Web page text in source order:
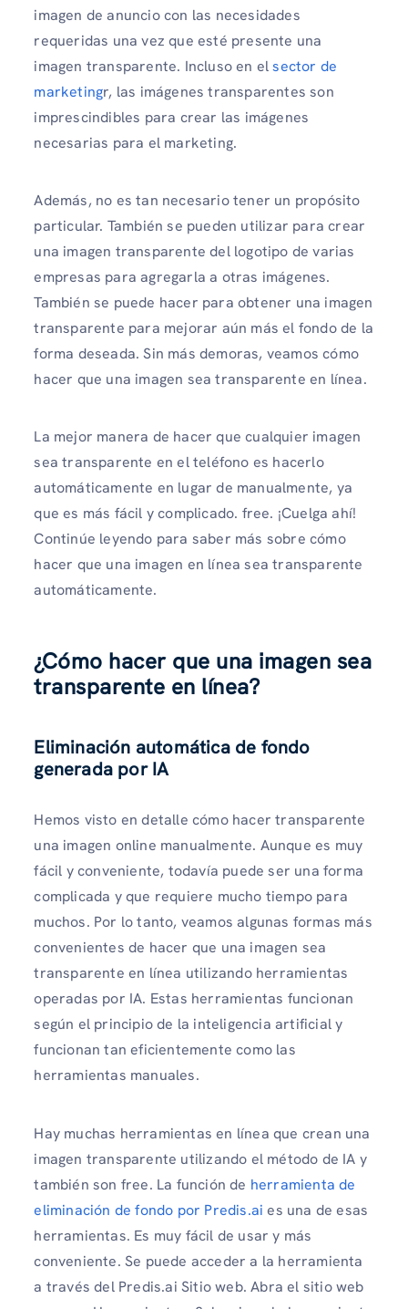
imagen de anuncio con las necesidades
requeridas una vez que esté presente una
imagen transparente. Incluso en elsector de
marketingr, las imágenes transparentes son
imprescindibles para crear las imágenes
necesarias para el marketing.
Además, no es tan necesario tener un propósito
particular. También se pueden utilizar para crear
una imagen transparente del logotipo de varias
empresas para agregarla a otras imágenes.
También se puede hacer para obtener una imagen
transparente para mejorar aún más el fondo de la
forma deseada. Sin más demoras, veamos cómo
hacer que una imagen sea transparente en línea.
La mejor manera de hacer que cualquier imagen
sea transparente en el teléfono es hacerlo
automáticamente en lugar de manualmente, ya
que es más fácil y complicado. free. ¡Cuelga ahí!
Continúe leyendo para saber más sobre cómo
hacer que una imagen en línea sea transparente
automáticamente.
¿Cómo hacer que una imagen sea
transparente en línea?
Eliminación automática de fondo
generada por IA
Hemos visto en detalle cómo hacer transparente
una imagen online manualmente. Aunque es muy
fácil y conveniente, todavía puede ser una forma
complicada y que requiere mucho tiempo para
muchos. Por lo tanto, veamos algunas formas más
convenientes de hacer que una imagen sea
transparente en línea utilizando herramientas
operadas por IA. Estas herramientas funcionan
según el principio de la inteligencia artificial y
funcionan tan eficientemente como las
herramientas manuales.
Hay muchas herramientas en línea que crean una
imagen transparente utilizando el método de IA y
también son free. La función de herramienta de
eliminación de fondo por Predis.ai es una de esas
herramientas. Es muy fácil de usar y más
conveniente. Se puede acceder a la herramienta
a través del Predis.ai Sitio web. Abra el sitio web